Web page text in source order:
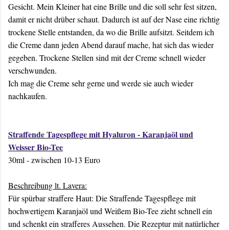
Gesicht. Mein Kleiner hat eine Brille und die soll sehr fest sitzen,
damit er nicht drüber schaut. Dadurch ist auf der Nase eine richtig
trockene Stelle entstanden, da wo die Brille aufsitzt. Seitdem ich
die Creme dann jeden Abend darauf mache, hat sich das wieder
gegeben. Trockene Stellen sind mit der Creme schnell wieder
verschwunden.
Ich mag die Creme sehr gerne und werde sie auch wieder
nachkaufen.
Straffende Tagespflege mit Hyaluron - Karanjaöl und
Weisser Bio-Tee
30ml - zwischen 10-13 Euro
Beschreibung lt. Lavera:
Für spürbar straffere Haut: Die Straffende Tagespflege mit
hochwertigem Karanjaöl und Weißem Bio-Tee zieht schnell ein
und schenkt ein strafferes Aussehen. Die Rezeptur mit natürlicher